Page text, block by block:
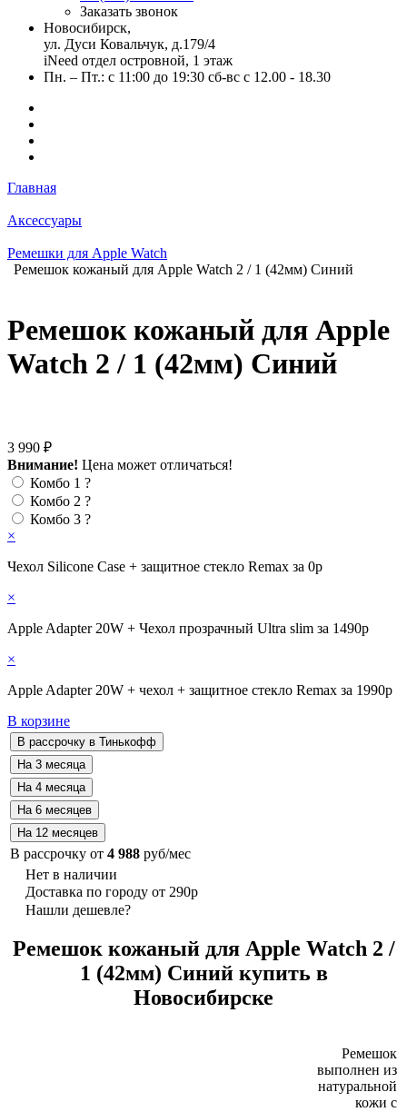
Заказать звонок
Новосибирск,
ул. Дуси Ковальчук, д.179/4
iNeed отдел островной, 1 этаж
Пн. – Пт.: с 11:00 до 19:30 сб-вс с 12.00 - 18.30
Главная
Аксессуары
Ремешки для Apple Watch
Ремешок кожаный для Apple Watch 2 / 1 (42мм) Синий
Ремешок кожаный для Apple
Watch 2 / 1 (42мм) Синий
3 990 ₽
Внимание! Цена может отличаться!
Комбо 1 ?
Комбо 2 ?
Комбо 3 ?
×
Чехол Silicone Case + защитное стекло Remax за 0р
×
Apple Adapter 20W + Чехол прозрачный Ultra slim за 1490р
×
Apple Adapter 20W + чехол + защитное стекло Remax за 1990р
В корзине
В рассрочку от 4 988 руб/мес
Нет в наличии
Доставка по городу от 290р
Нашли дешевле?
Ремешок кожаный для Apple Watch 2 /
1 (42мм) Синий купить в
Новосибирске
Ремешок
выполнен из
натуральной
кожи с